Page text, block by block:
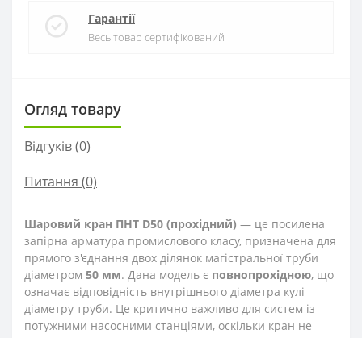
Гарантії
Весь товар сертифікований
Огляд товару
Відгуків (0)
Питання (0)
Шаровий кран ПНТ D50 (прохідний) — це посилена
запірна арматура промислового класу, призначена для
прямого з'єднання двох ділянок магістральної труби
діаметром 50 мм. Дана модель є повнопрохідною, що
означає відповідність внутрішнього діаметра кулі
діаметру труби. Це критично важливо для систем із
потужними насосними станціями, оскільки кран не